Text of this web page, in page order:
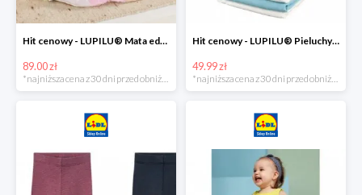
Hit cenowy - LUPILU® Mata edukacyjna dla niemowląt, 1 sztuka
89.00 zł
*najniższa cena z 30 dni przed obniżką
Hit cenowy - LUPILU® Pieluchy tetrowe 80x80 cm, z biobawełny, 5 sztuk
49.99 zł
*najniższa cena z 30 dni przed obniżką